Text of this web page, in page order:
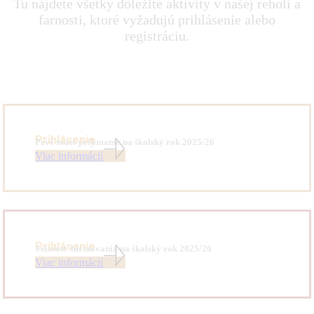
Tu nájdete všetky dôležité aktivity v našej reholi a
farnosti, ktoré vyžadujú prihlásenie alebo
registráciu.
Prihlásenie
Prvé sväté prijímanie na školský rok 2025/26
Viac informácií
Prihlásenie
Sviatosť birmovania na školský rok 2025/26
Viac informácií